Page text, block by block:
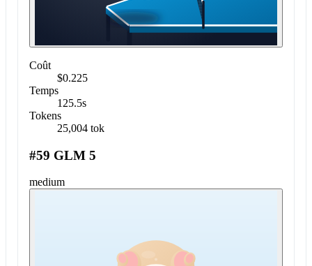
Coût
$0.225
Temps
125.5s
Tokens
25,004 tok
#59 GLM 5
medium